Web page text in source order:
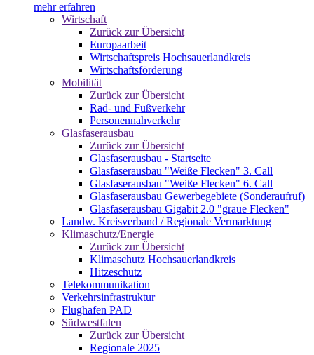
mehr erfahren
Wirtschaft
Zurück zur Übersicht
Europaarbeit
Wirtschaftspreis Hochsauerlandkreis
Wirtschaftsförderung
Mobilität
Zurück zur Übersicht
Rad- und Fußverkehr
Personennahverkehr
Glasfaserausbau
Zurück zur Übersicht
Glasfaserausbau - Startseite
Glasfaserausbau "Weiße Flecken" 3. Call
Glasfaserausbau "Weiße Flecken" 6. Call
Glasfaserausbau Gewerbegebiete (Sonderaufruf)
Glasfaserausbau Gigabit 2.0 "graue Flecken"
Landw. Kreisverband / Regionale Vermarktung
Klimaschutz/Energie
Zurück zur Übersicht
Klimaschutz Hochsauerlandkreis
Hitzeschutz
Telekommunikation
Verkehrsinfrastruktur
Flughafen PAD
Südwestfalen
Zurück zur Übersicht
Regionale 2025